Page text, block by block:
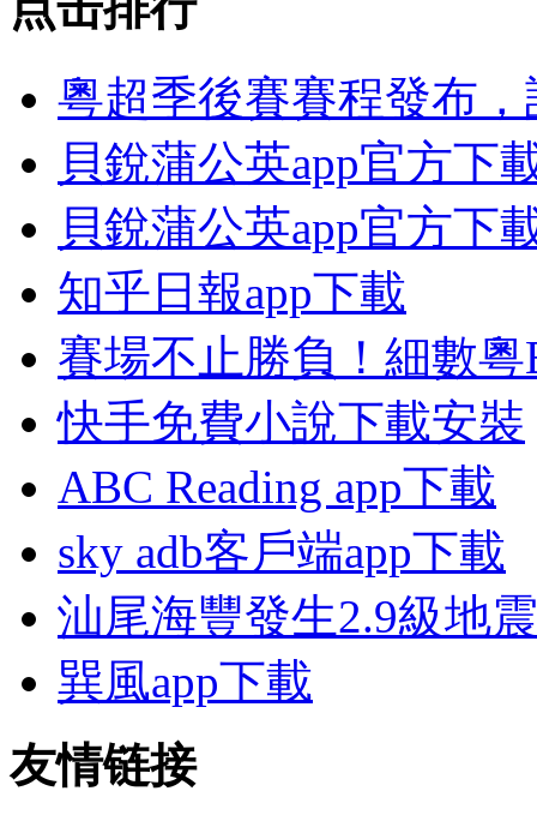
粵超季後賽賽程發布
貝銳蒲公英app官方下
貝銳蒲公英app官方下
知乎日報app下載
賽場不止勝負！細數
快手免費小說下載安裝
ABC Reading app下載
sky adb客戶端app下載
汕尾海豐發生2.9級地
巽風app下載
友情链接